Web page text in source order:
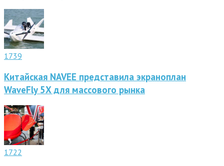
1739
Китайская NAVEE представила экраноплан
WaveFly 5X для массового рынка
1722